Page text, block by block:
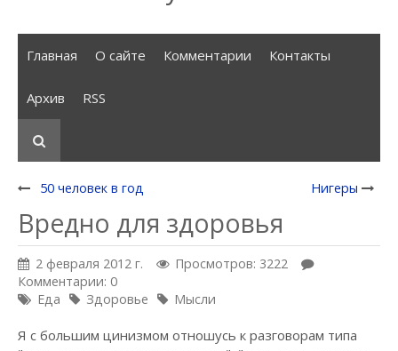
Главная О сайте Комментарии Контакты
Архив RSS
50 человек в год Нигеры
Вредно для здоровья
2 февраля 2012 г.
Просмотров: 3222
Комментарии: 0
Еда
Здоровье Мысли
Я с большим цинизмом отношусь к разговорам типа